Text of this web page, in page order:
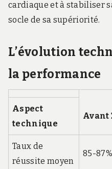
cardiaque et à stabiliser
socle de sa supériorité.
L’évolution
la performance
Aspect
technique
Avant
Taux de
réussite moyen
85-87%